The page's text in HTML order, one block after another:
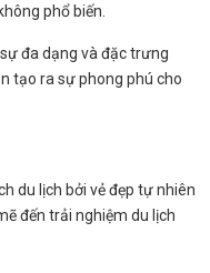
phổ biến.
đa dạng và đặc trưng
tạo ra sự phong phú cho
du lịch bởi vẻ đẹp tự nhiên
đến trải nghiệm du lịch